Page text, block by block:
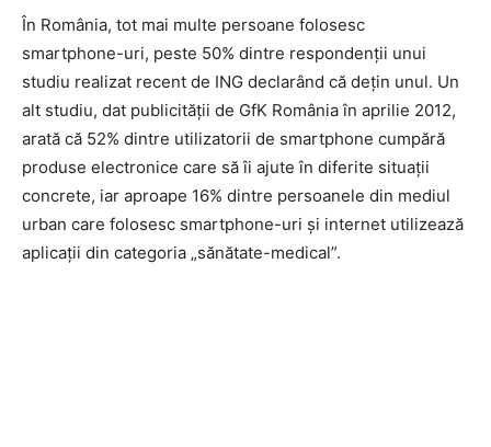
În România, tot mai multe persoane folosesc
smartphone-uri, peste 50% dintre respondenţii unui
studiu realizat recent de ING declarând că deţin unul. Un
alt studiu, dat publicităţii de GfK România în aprilie 2012,
arată că 52% dintre utilizatorii de smartphone cumpără
produse electronice care să îi ajute în diferite situaţii
concrete, iar aproape 16% dintre persoanele din mediul
urban care folosesc smartphone-uri şi internet utilizează
aplicaţii din categoria „sănătate-medical”.